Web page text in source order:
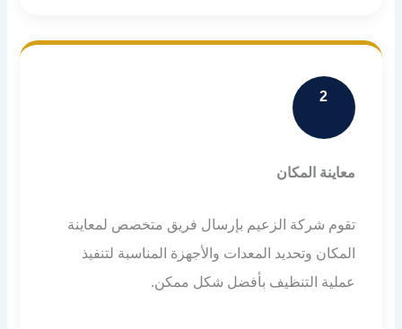
معاينة المكان
تقوم شركة الزعيم بإرسال فريق متخصص لمعاينة
المكان وتحديد المعدات والأجهزة المناسبة لتنفيذ
عملية التنظيف بأفضل شكل ممكن.